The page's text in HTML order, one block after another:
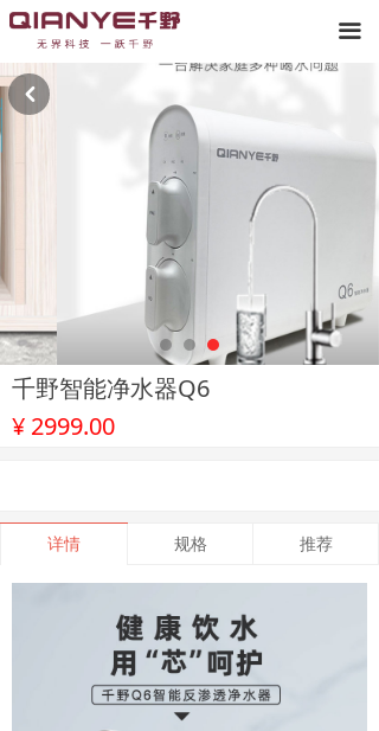
끀
千野智能净水器Q6
¥ 2999.00
详情 规格 推荐
낒